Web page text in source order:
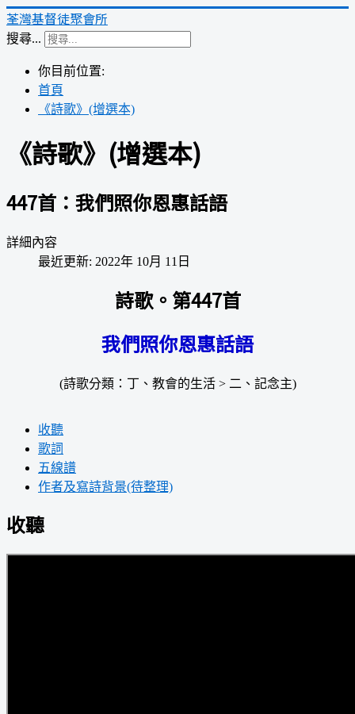
荃灣基督徒聚會所
搜尋...
你目前位置:
首頁
《詩歌》(增選本)
《詩歌》(增選本)
447首：我們照你恩惠話語
詳細內容
最近更新: 2022年 10月 11日
詩歌。第447首
我們照你恩惠話語
(詩歌分類：丁、教會的生活 > 二、記念主)
收聽
歌詞
五線譜
作者及寫詩背景(待整理)
收聽